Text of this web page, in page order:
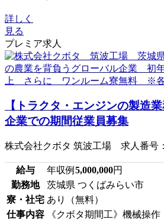
詳しく
見る
プレミア求人
【トラクタ・エンジンの製造
企業での期間従業員募集
株式会社クボタ 筑波工場 求人番号
給与 年収例 5,000,000円
勤務地
茨城県 つくばみらい市
寮・社宅 あり（無料）
仕事内容
《クボタ期間工》機械操